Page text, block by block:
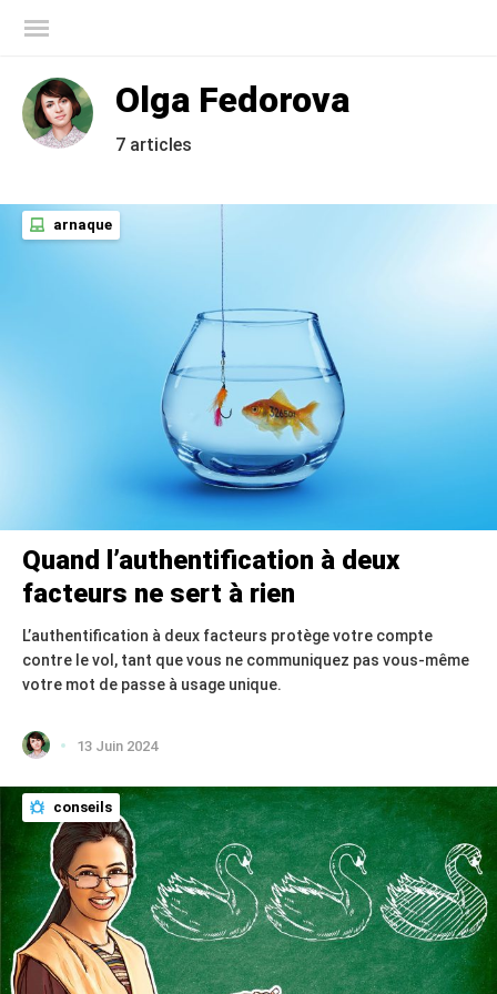
Olga Fedorova
7 articles
arnaque
Quand l’authentification à deux
facteurs ne sert à rien
L’authentification à deux facteurs protège votre compte
contre le vol, tant que vous ne communiquez pas vous-même
votre mot de passe à usage unique.
13 Juin 2024
conseils